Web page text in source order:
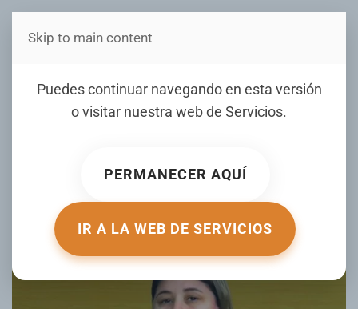
Estás en Telenord Medios
Puedes continuar navegando en esta versión
o visitar nuestra web de Servicios.
PERMANECER AQUÍ
IR A LA WEB DE SERVICIOS
Skip to main content
Presidenta CMD filial
duarte aclara no solo
ESCRITO POR FRAULIN RUIZ EL 27 NOVIEMBRE 2024
PUBLICADO EN
ENTREVISTAS .